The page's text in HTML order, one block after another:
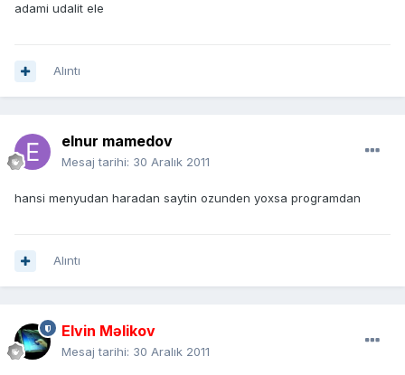
adami udalit ele
Alıntı
elnur mamedov
Mesaj tarihi: 30 Aralık 2011
hansi menyudan haradan saytin ozunden yoxsa programdan
Alıntı
Elvin Məlikov
Mesaj tarihi: 30 Aralık 2011